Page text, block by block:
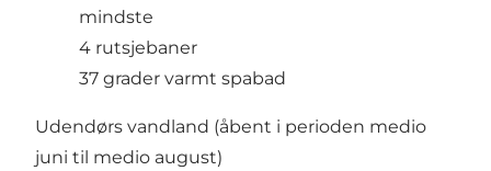
mindste
4 rutsjebaner
37 grader varmt spabad
Udendørs vandland (åbent i perioden medio
juni til medio august)